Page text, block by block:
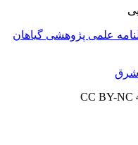
علمی پژوهشی گیاهان